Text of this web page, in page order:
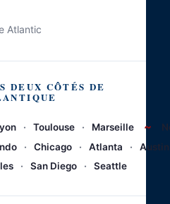
Atlantic
DEUX CÔTÉS DE
· Toulouse · Marseille ~
· Chicago · Atlanta ·
Austin
· San Diego · Seattle